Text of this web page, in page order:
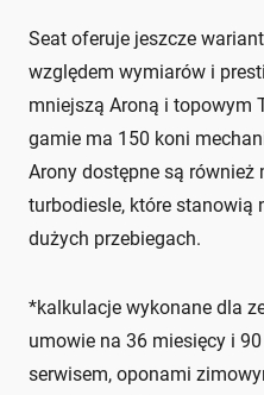
Seat oferuje jeszcze
względem wymiarów i
mniejszą Aroną i topowym
gamie ma 150 koni
Arony dostępne są również
turbodiesle, które stanowią
dużych przebiegach.
*kalkulacje wykonane dla
umowie na 36 miesięcy i
serwisem, oponami